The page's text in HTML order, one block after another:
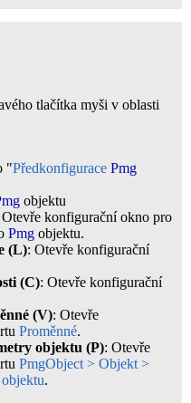
tlačítka myši v oblasti
"Předkonfigurace Pmg
objektu
Otevře konfigurační okno pro
Pmg objektu.
(L): Otevře konfigurační
(C): Otevře konfigurační
(V): Otevře
Proměnné.
objektu (P): Otevře
PmgObject > Objekt >
objektu.